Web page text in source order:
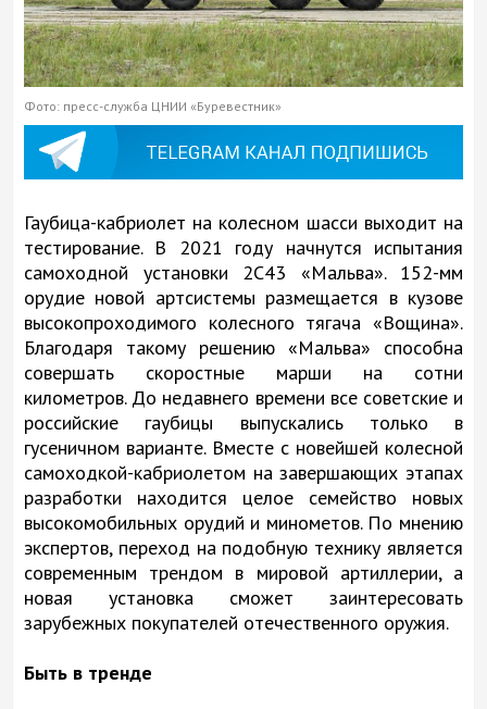
Фото: пресс-служба ЦНИИ «Буревестник»
Гаубица-кабриолет на колесном шасси выходит на
тестирование. В 2021 году начнутся испытания
самоходной установки 2С43 «Мальва». 152-мм
орудие новой артсистемы размещается в кузове
высокопроходимого колесного тягача «Вощина».
Благодаря такому решению «Мальва» способна
совершать скоростные марши на сотни
километров. До недавнего времени все советские и
российские гаубицы выпускались только в
гусеничном варианте. Вместе с новейшей колесной
самоходкой-кабриолетом на завершающих этапах
разработки находится целое семейство новых
высокомобильных орудий и минометов. По мнению
экспертов, переход на подобную технику является
современным трендом в мировой артиллерии, а
новая установка сможет заинтересовать
зарубежных покупателей отечественного оружия.
Быть в тренде